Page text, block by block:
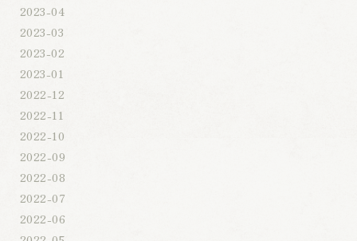
2023-04
2023-03
2023-02
2023-01
2022-12
2022-11
2022-10
2022-09
2022-08
2022-07
2022-06